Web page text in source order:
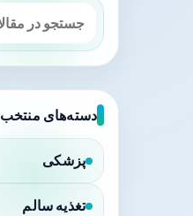
دسته‌های منتخب
پزشکی
تغذیه سالم